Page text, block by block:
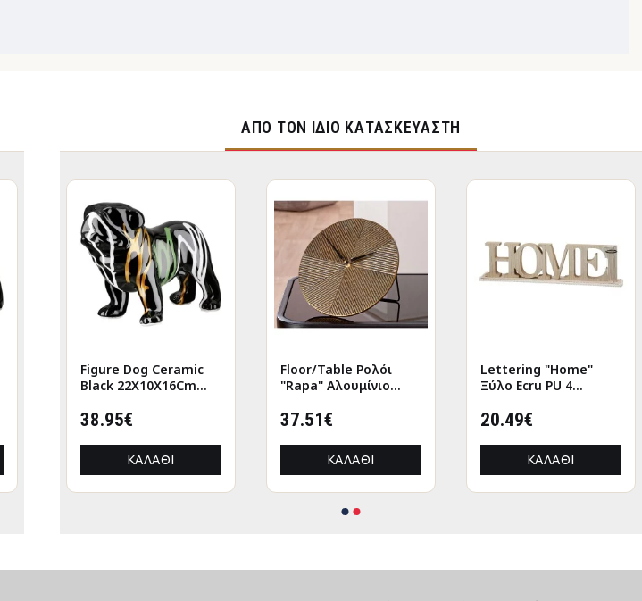
ΑΠΌ ΤΟΝ ΊΔΙΟ ΚΑΤΑΣΚΕΥΑΣΤΉ
Figure Dog Ceramic
Black 22X10X16Cm
38.95€
ΚΑΛΆΘΙ
Floor/Table Ρολόι
"Rapa" Αλουμίνιο
155 cm D. 205 cm
37.51€
ΚΑΛΆΘΙ
Lettering "Home"
Ξύλο Ecru PU 4
20.49€
ΚΑΛΆΘΙ